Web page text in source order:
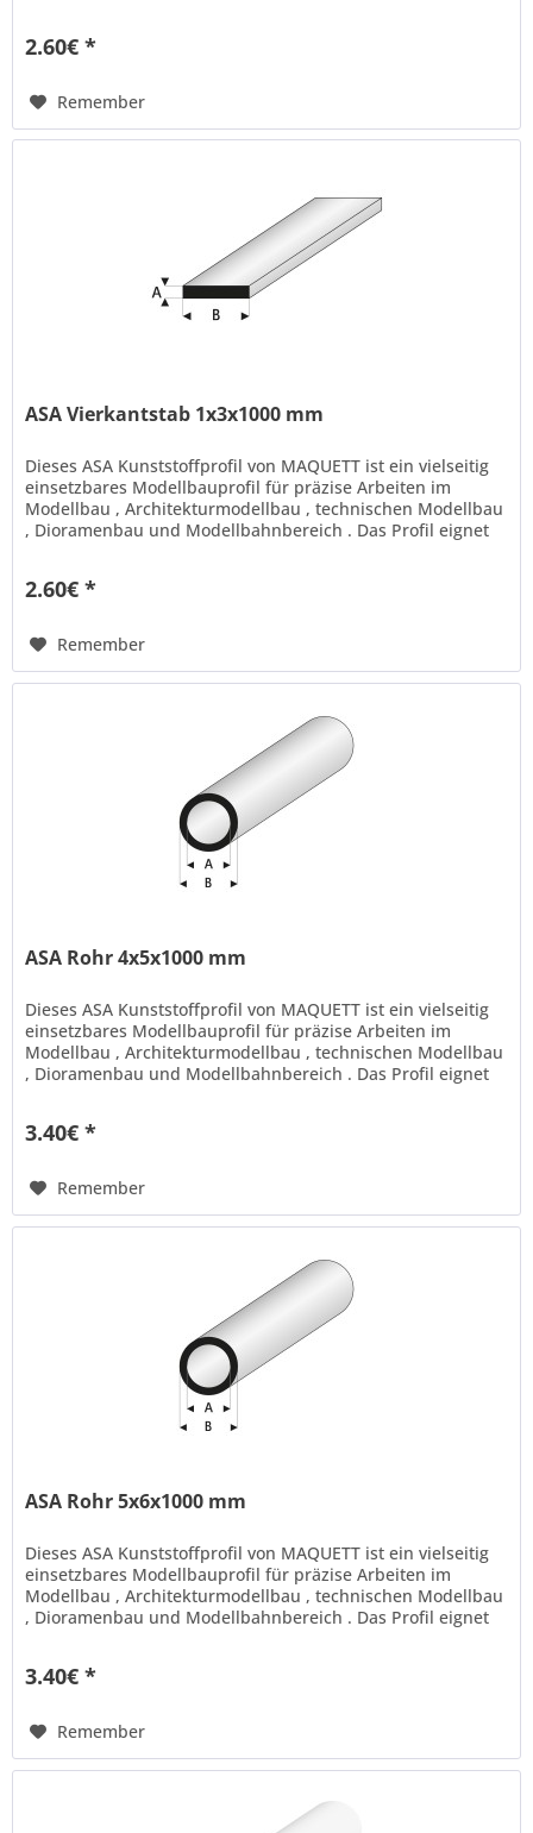
2.60€ *
Remember
ASA Vierkantstab 1x3x1000 mm
Dieses ASA Kunststoffprofil von MAQUETT ist ein vielseitig
einsetzbares Modellbauprofil für präzise Arbeiten im
Modellbau , Architekturmodellbau , technischen Modellbau
, Dioramenbau und Modellbahnbereich . Das Profil eignet
2.60€ *
Remember
ASA Rohr 4x5x1000 mm
Dieses ASA Kunststoffprofil von MAQUETT ist ein vielseitig
einsetzbares Modellbauprofil für präzise Arbeiten im
Modellbau , Architekturmodellbau , technischen Modellbau
, Dioramenbau und Modellbahnbereich . Das Profil eignet
3.40€ *
Remember
ASA Rohr 5x6x1000 mm
Dieses ASA Kunststoffprofil von MAQUETT ist ein vielseitig
einsetzbares Modellbauprofil für präzise Arbeiten im
Modellbau , Architekturmodellbau , technischen Modellbau
, Dioramenbau und Modellbahnbereich . Das Profil eignet
3.40€ *
Remember